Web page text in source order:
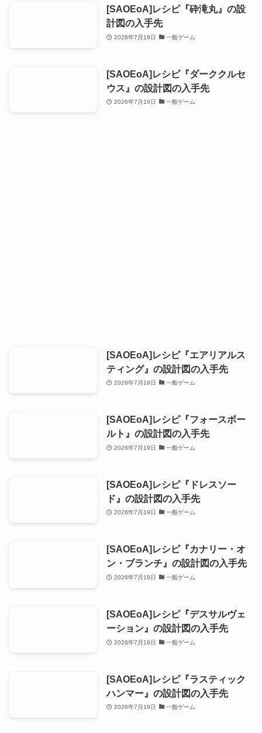
[SAOEoA]レシピ『砕滝丸』の設
計図の入手先
2026年7月19日 一般ゲーム
[SAOEoA]レシピ『ダーククルセ
ウス』の設計図の入手先
2026年7月19日 一般ゲーム
[SAOEoA]レシピ『エアリアルス
ティング』の設計図の入手先
2026年7月19日 一般ゲーム
[SAOEoA]レシピ『フォースボー
ルト』の設計図の入手先
2026年7月19日 一般ゲーム
[SAOEoA]レシピ『ドレスソー
ド』の設計図の入手先
2026年7月19日 一般ゲーム
[SAOEoA]レシピ『カナリー・オ
ン・ブランチ』の設計図の入手先
2026年7月19日 一般ゲーム
[SAOEoA]レシピ『デスサルヴェ
ーション』の設計図の入手先
2026年7月19日 一般ゲーム
[SAOEoA]レシピ『ラスティック
ハンマー』の設計図の入手先
2026年7月19日 一般ゲーム